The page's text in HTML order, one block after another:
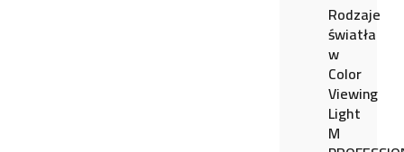
Rodzaje
światła
w
Color
Viewing
Light
M